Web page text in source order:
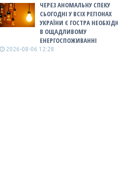
ЧЕРЕЗ АНОМАЛЬНУ СПЕКУ
СЬОГОДНІ У ВСІХ РЕГІОНАХ
УКРАЇНИ Є ГОСТРА
В ОЩАДЛИВОМУ
ЕНЕРГОСПОЖИВАННІ
2026-08-06 12:28